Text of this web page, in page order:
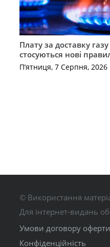
Плату за доставку
стосуються нові
П’ятниця, 7 Серпня, 2026
© Використання
Для інтернет-видань
Умови договору оферти
Конфіденційність